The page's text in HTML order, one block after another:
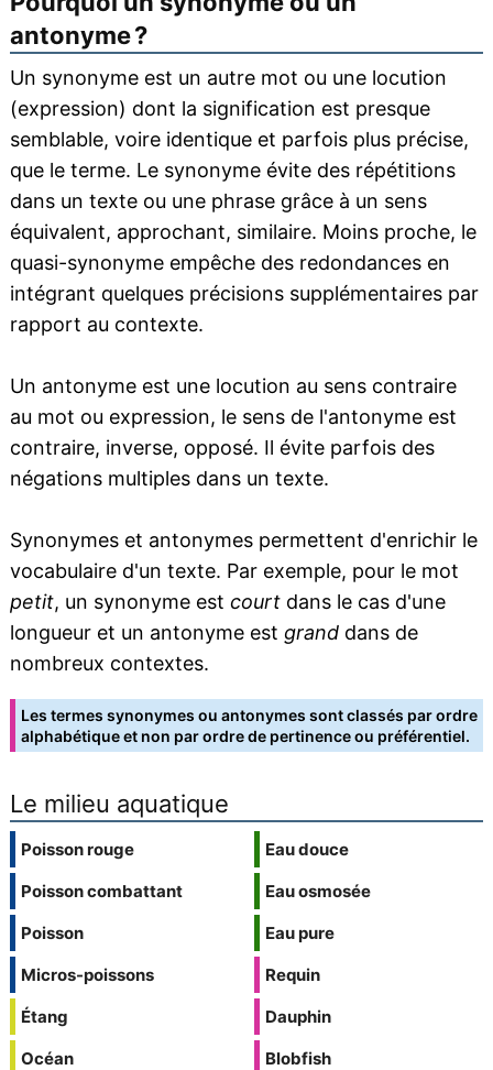
antonyme ?
Un synonyme est un autre mot ou une locution
(expression) dont la signification est presque
semblable, voire identique et parfois plus précise,
que le terme. Le synonyme évite des répétitions
dans un texte ou une phrase grâce à un sens
équivalent, approchant, similaire. Moins proche, le
quasi-synonyme empêche des redondances en
intégrant quelques précisions supplémentaires par
rapport au contexte.
Un antonyme est une locution au sens contraire
au mot ou expression, le sens de l'antonyme est
contraire, inverse, opposé. Il évite parfois des
négations multiples dans un texte.
Synonymes et antonymes permettent d'enrichir le
vocabulaire d'un texte. Par exemple, pour le mot
petit, un synonyme est courtdans le cas d'une
longueur et un antonyme est granddans de
nombreux contextes.
Les termes synonymes ou antonymes sont classés par ordre
alphabétique et non par ordre de pertinence ou préférentiel.
Le milieu aquatique
Poisson rouge
Poisson combattant
Poisson
Micros-poissons
Étang
Océan
Eau douce
Eau osmosée
Eau pure
Requin
Dauphin
Blobfish